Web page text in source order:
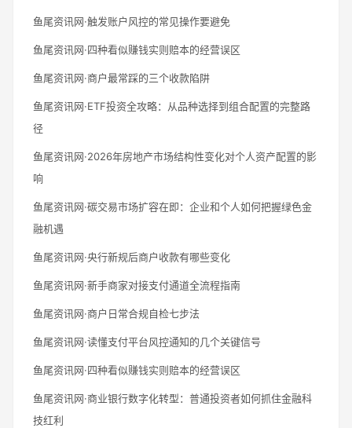
鱼尾资讯网·触发账户风控的常见操作要避免
鱼尾资讯网·四种看似赚钱实则赔本的经营误区
鱼尾资讯网·商户最常踩的三个收款陷阱
鱼尾资讯网·ETF投资全攻略：从品种选择到组合配置的完整路
径
鱼尾资讯网·2026年房地产市场结构性变化对个人资产配置的影
响
鱼尾资讯网·碳交易市场扩容在即：企业和个人如何把握绿色金
融机遇
鱼尾资讯网·央行新规后商户收款有哪些变化
鱼尾资讯网·新手商家对接支付通道全流程指南
鱼尾资讯网·商户日常合规自检七步法
鱼尾资讯网·读懂支付平台风控通知的几个关键信号
鱼尾资讯网·四种看似赚钱实则赔本的经营误区
鱼尾资讯网·商业银行数字化转型：普通投资者如何抓住金融科
技红利